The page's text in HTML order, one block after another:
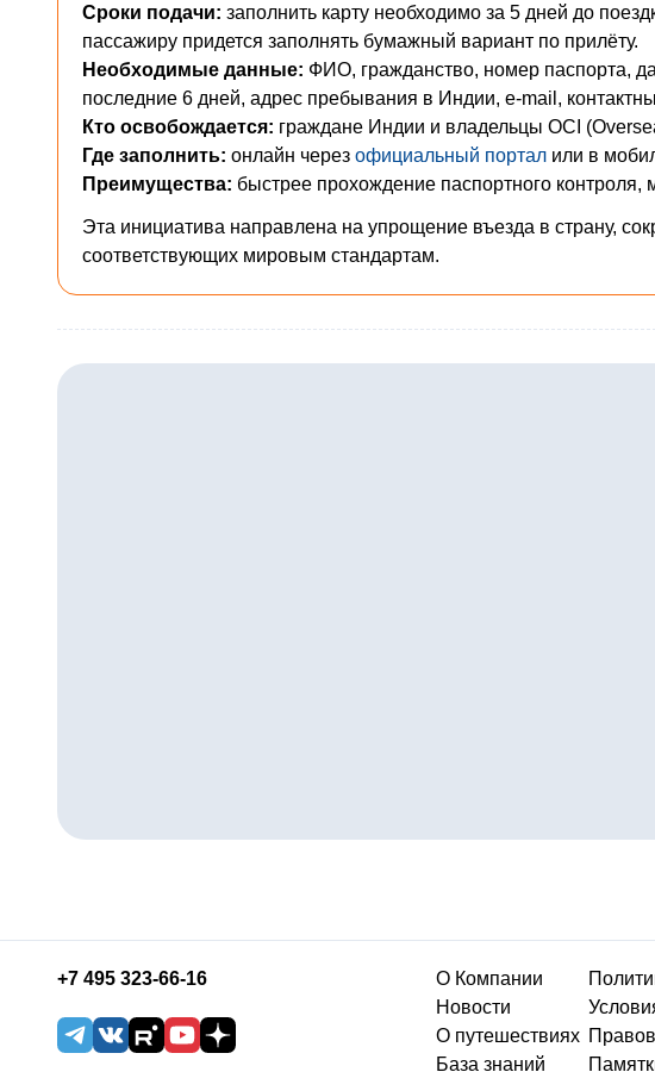
Сроки подачи: заполнить карту необходимо за 5 дней до
пассажиру придется заполнять бумажный вариант по прилёту.
Необходимые данные: ФИО, гражданство, номер паспорта,
последние 6 дней, адрес пребывания в Индии, e-mail,
Кто освобождается: граждане Индии и владельцы OCI
Где заполнить: онлайн через официальный портал или в
Преимущества: быстрее прохождение паспортного
Эта инициатива направлена на упрощение въезда в страну,
соответствующих мировым стандартам.
+7 495 323-66-16
О Компании
Новости
О путешествиях
База знаний